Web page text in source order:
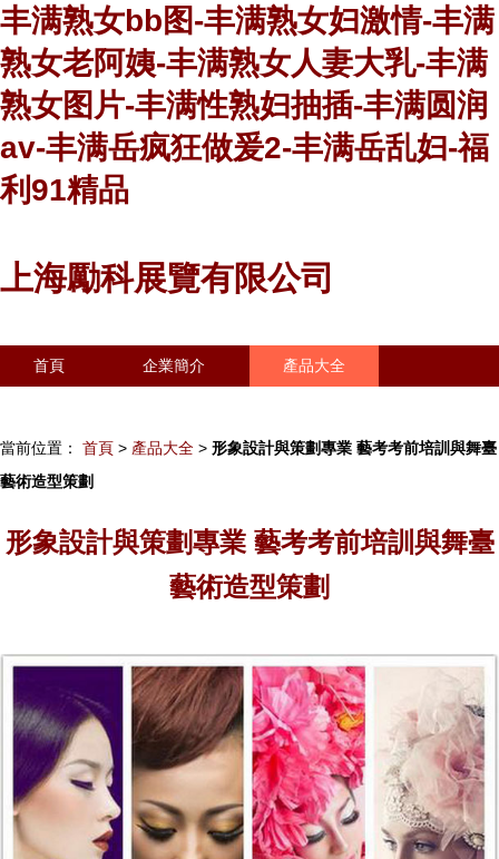
丰满熟女bb图-丰满熟女妇激情-丰满
熟女老阿姨-丰满熟女人妻大乳-丰满
熟女图片-丰满性熟妇抽插-丰满圆润
av-丰满岳疯狂做爰2-丰满岳乱妇-福
利91精品
上海勵科展覽有限公司
首頁 企業簡介 產品大全
當前位置： 首頁 > 產品大全 > 形象設計與策劃專業 藝考考前培訓與舞臺
藝術造型策劃
形象設計與策劃專業 藝考考前培訓與舞臺
藝術造型策劃